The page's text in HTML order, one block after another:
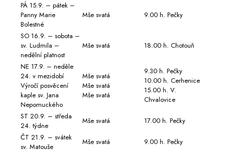
PÁ 15.9. – pátek –
Panny Marie
Bolestné
Mše svatá 9.00 h. Pečky
SO 16.9. – sobota –
sv. Ludmila –
nedělní platnost
Mše svatá 18.00 h. Chotouň
NE 17.9. – neděle
24. v mezidobí
Výročí posvěcení
kaple sv. Jana
Nepomuckého
Mše svatá
Mše svatá
Mše svatá
9.30 h. Pečky
10.00 h. Cerhenice
15.00 h. V.
Chvalovice
ST 20.9. – středa
24. týdne
Mše svatá
17.00 h. Pečky
ČT 21.9. – svátek
sv. Matouše
Mše svatá
9.00 h. Pečky